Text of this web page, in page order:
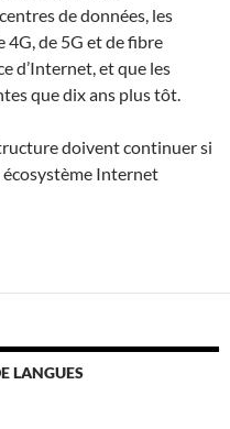
de données, les
4G, de 5G et de fibre
d’Internet, et que les
que dix ans plus tôt.
doivent continuer si
Internet
LANGUES